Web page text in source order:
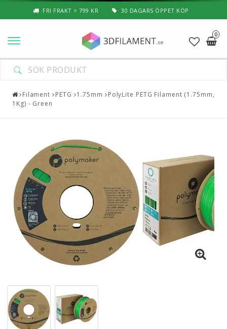
FRI FRAKT > 799 KR 30 DAGARS ÖPPET KÖP
0
Nyheter & Populärt
Filament
3D-Skrivare — Tillbehör
3D-Skrivare — Delar
Resin
3D-Pennor & Tillbehör
Filament PETG 1.75mm
PolyLite PETG Filament (1.75mm,
1Kg) - Green